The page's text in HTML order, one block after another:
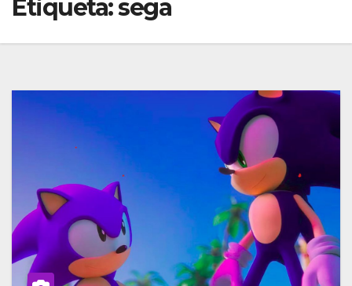
Etiqueta:sega